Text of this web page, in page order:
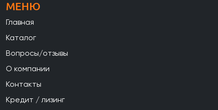
МЕНЮ
Главная
Каталог
Вопросы/отзывы
О компании
Контакты
Кредит / лизинг